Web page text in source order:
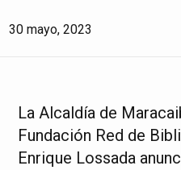
30 mayo, 2023
La Alcaldía de
Fundación Red de
Enrique Lossada